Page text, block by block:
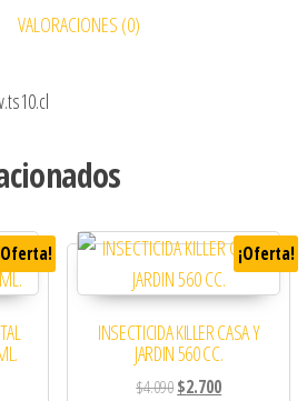
VALORACIONES (0)
era: $1.590.
actual es: $1.400.
¡Oferta!
INSECTICIDA KILLER CASA Y
JARDIN 560 CC.
$4.090El precio original era:
$2.700El precio